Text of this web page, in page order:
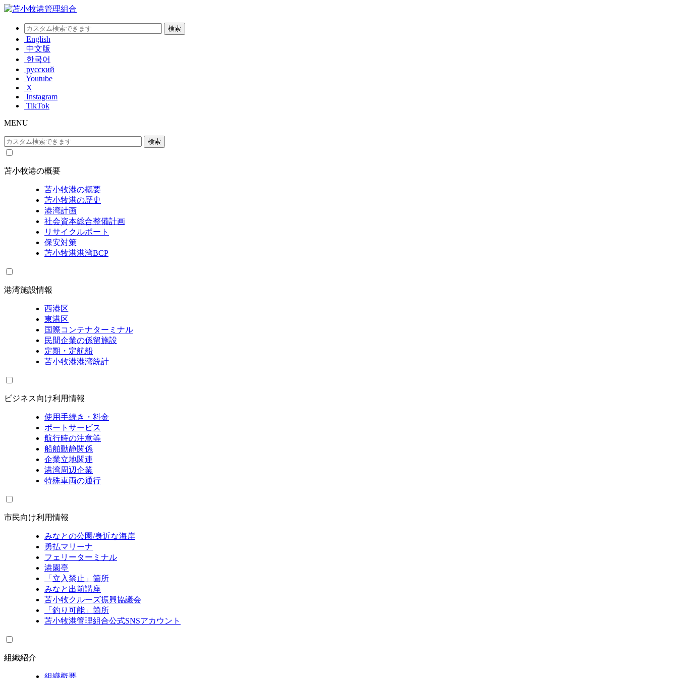
English
中文版
한국어
русский
Youtube
X
Instagram
TikTok
MENU
苫小牧港の概要
苫小牧港の概要
苫小牧港の歴史
港湾計画
社会資本総合整備計画
リサイクルポート
保安対策
苫小牧港港湾BCP
港湾施設情報
西港区
東港区
国際コンテナターミナル
民間企業の係留施設
定期・定航船
苫小牧港港湾統計
ビジネス向け利用情報
使用手続き・料金
ポートサービス
航行時の注意等
船舶動静関係
企業立地関連
港湾周辺企業
特殊車両の通行
市民向け利用情報
みなとの公園/身近な海岸
勇払マリーナ
フェリーターミナル
港園亭
「立入禁止」箇所
みなと出前講座
苫小牧クルーズ振興協議会
「釣り可能」箇所
苫小牧港管理組合公式SNSアカウント
組織紹介
組織概要